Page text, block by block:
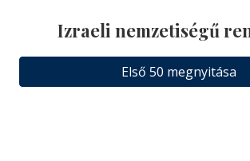
Izraeli nemzetiségű
Első 50 megnyitása